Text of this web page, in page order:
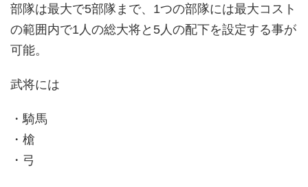
部隊は最大で5部隊まで、1つの部隊には最大コスト
の範囲内で1人の総大将と5人の配下を設定する事が
可能。
武将には
・騎馬
・槍
・弓